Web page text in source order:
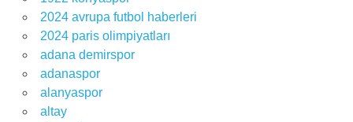
2024 avrupa futbol haberleri
2024 paris olimpiyatları
adana demirspor
adanaspor
alanyaspor
altay